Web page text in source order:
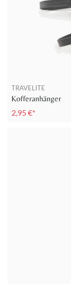
TRAVELITE
Kofferanhänger
2,95 €*